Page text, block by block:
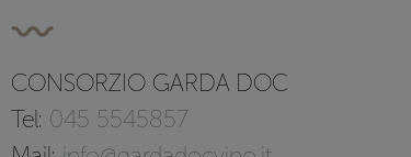
CONSORZIO GARDA DOC
Tel: 045 5545857